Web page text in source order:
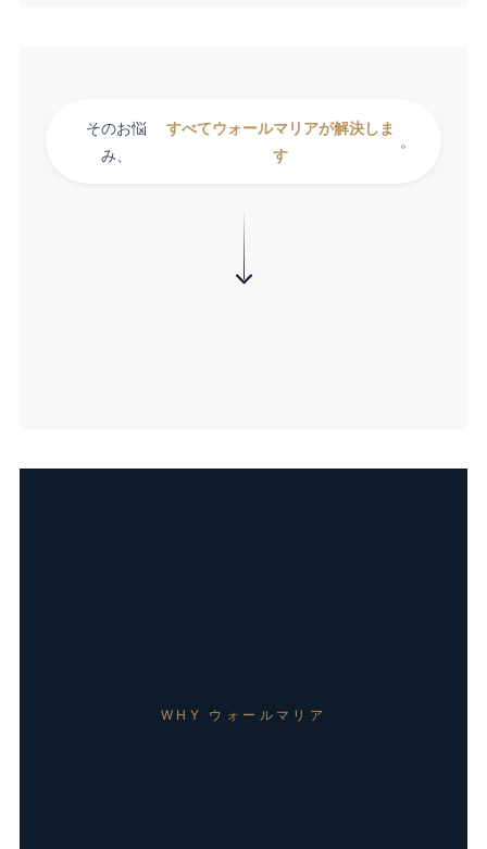
そのお悩
み、
すべてウォールマリアが解決しま
す
。
WHY ウォールマリア